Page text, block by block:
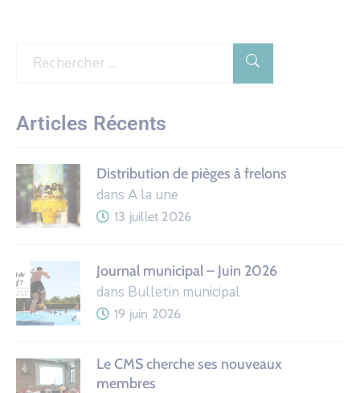
Articles Récents
Distribution de pièges à frelons
dans A la une
13 juillet 2026
Journal municipal – Juin 2026
dans Bulletin municipal
19 juin 2026
Le CMS cherche ses nouveaux
membres